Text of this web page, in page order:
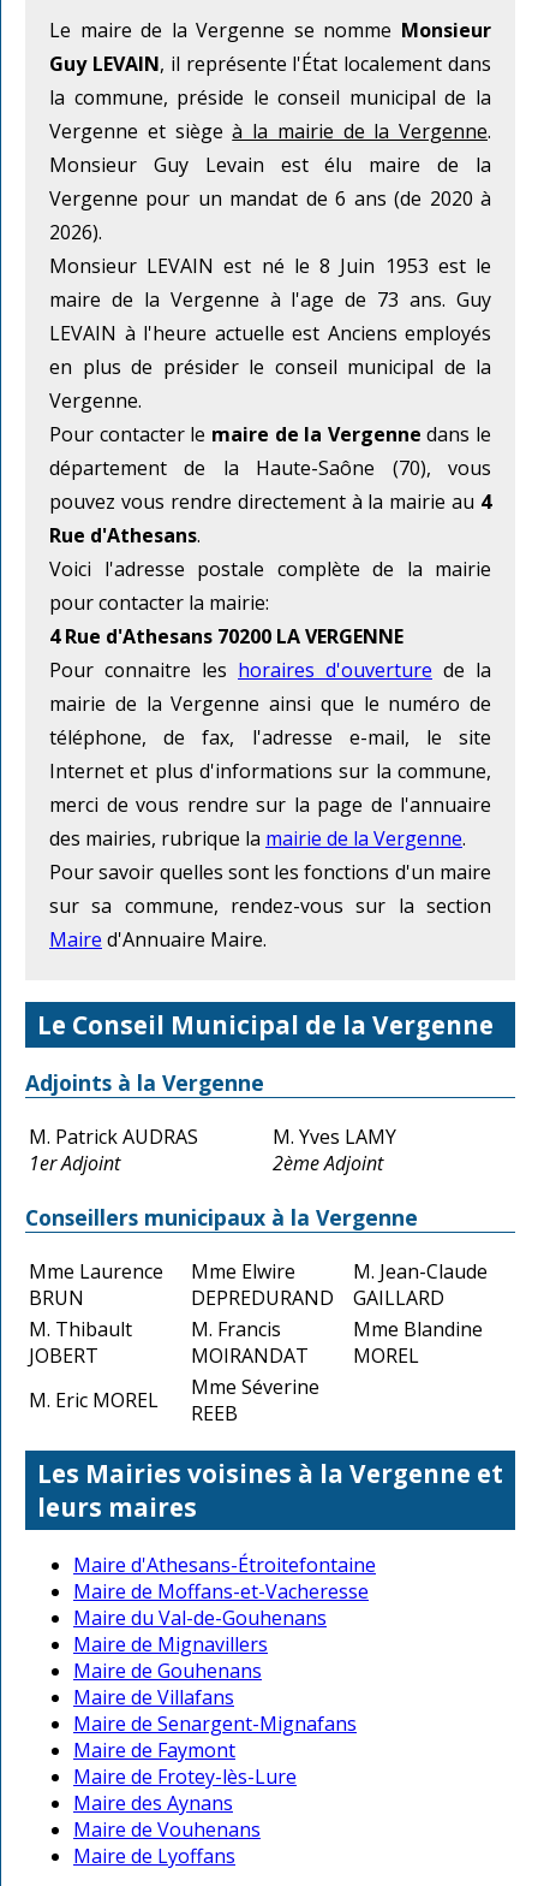
Le maire de la Vergenne se nomme Monsieur
Guy LEVAIN, il représente l'État localement dans
la commune, préside le conseil municipal de la
Vergenne et siègeà la mairie de la Vergenne.
Monsieur Guy Levain est élu maire de la
Vergenne pour un mandat de 6 ans (de 2020 à
2026).
Monsieur LEVAIN est né le 8 Juin 1953 est le
maire de la Vergenne à l'age de 73 ans. Guy
LEVAIN à l'heure actuelle est Anciens employés
en plus de présider le conseil municipal de la
Vergenne.
Pour contacter le maire de la Vergenne dans le
département de la Haute-Saône (70), vous
pouvez vous rendre directement à la mairie au 4
Rue d'Athesans.
Voici l'adresse postale complète de la mairie
pour contacter la mairie:
4 Rue d'Athesans 70200 LA VERGENNE
Pour connaitre les horaires d'ouverture de la
mairie de la Vergenne ainsi que le numéro de
téléphone, de fax, l'adresse e-mail, le site
Internet et plus d'informations sur la commune,
merci de vous rendre sur la page de l'annuaire
des mairies, rubrique la mairie de la Vergenne.
Pour savoir quelles sont les fonctions d'un maire
sur sa commune, rendez-vous sur la section
Maire d'Annuaire Maire.
Le Conseil Municipal de la Vergenne
Adjoints à la Vergenne
M. Patrick AUDRAS
1er Adjoint
M. Yves LAMY
2ème Adjoint
Conseillers municipaux à la Vergenne
Mme Laurence
BRUN
Mme Elwire
DEPREDURAND
M. Jean-Claude
GAILLARD
M. Thibault
JOBERT
M. Francis
MOIRANDAT
Mme Blandine
MOREL
M. Eric MOREL
Mme Séverine
REEB
Les Mairies voisines à la Vergenne et
leurs maires
Maire d'Athesans-Étroitefontaine
Maire de Moffans-et-Vacheresse
Maire du Val-de-Gouhenans
Maire de Mignavillers
Maire de Gouhenans
Maire de Villafans
Maire de Senargent-Mignafans
Maire de Faymont
Maire de Frotey-lès-Lure
Maire des Aynans
Maire de Vouhenans
Maire de Lyoffans